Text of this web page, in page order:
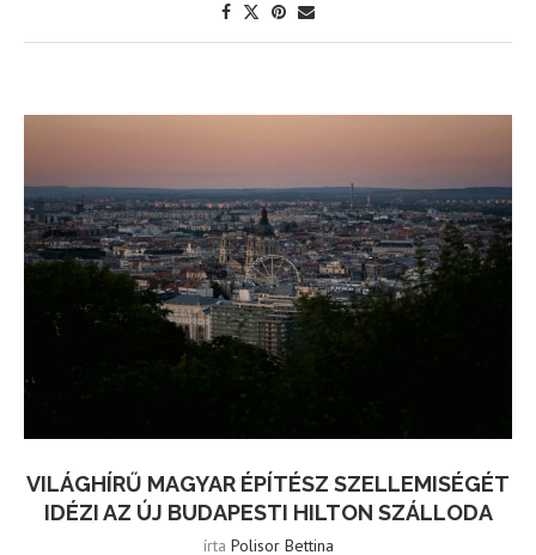
VILÁGHÍRŰ MAGYAR ÉPÍTÉSZ SZELLEMISÉGÉT
IDÉZI AZ ÚJ BUDAPESTI HILTON SZÁLLODA
írta Polisor Bettina